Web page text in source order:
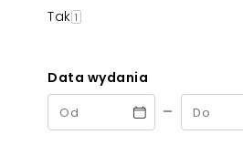
Tak 1
Data wydania
-